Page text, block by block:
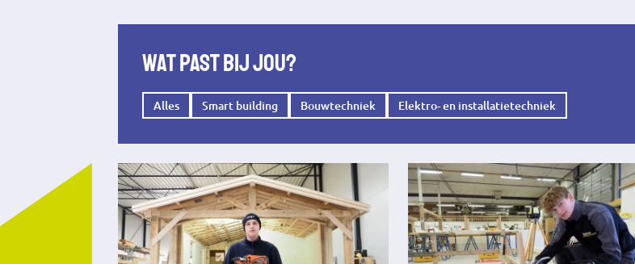
Wat past bij jou?
Alles Smart building Bouwtechniek Elektro- en installatietechniek